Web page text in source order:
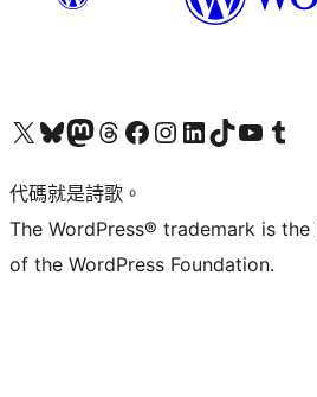
Visit our X (formerly Twitter) account
Visit our Bluesky account
Visit our Mastodon account
Visit our Threads account
訪問我們的 Facebook 專頁Visit our Instagram account
Visit our LinkedIn account
Visit our TikTok account
Visit our YouTube
Visit our
代碼就是詩歌。
The WordPress® trademark is
of the WordPress Foundation.